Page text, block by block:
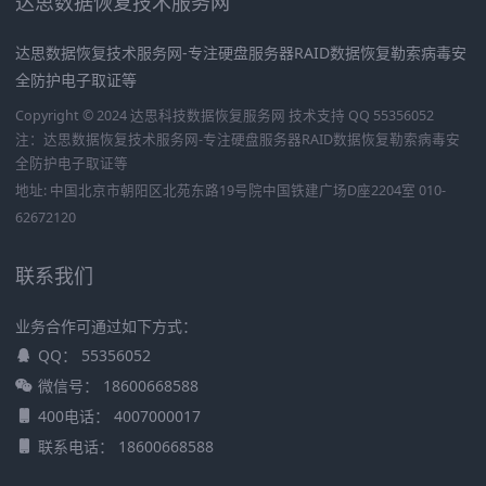
达思数据恢复技术服务网-专注硬盘服务器RAID数据恢复勒索病毒安
全防护电子取证等
Copyright © 2024 达思科技数据恢复服务网 技术支持 QQ 55356052
注：达思数据恢复技术服务网-专注硬盘服务器RAID数据恢复勒索病毒安
全防护电子取证等
地址: 中国北京市朝阳区北苑东路19号院中国铁建广场D座2204室 010-
62672120
联系我们
业务合作可通过如下方式：
QQ： 55356052
微信号： 18600668588
400电话： 4007000017
联系电话： 18600668588